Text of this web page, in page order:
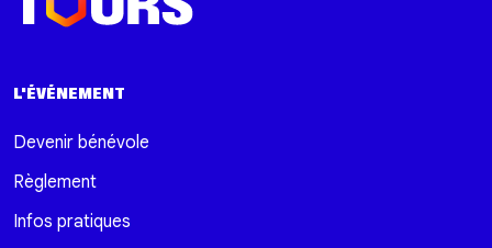
L'ÉVÉNEMENT
Devenir bénévole
Règlement
Infos pratiques